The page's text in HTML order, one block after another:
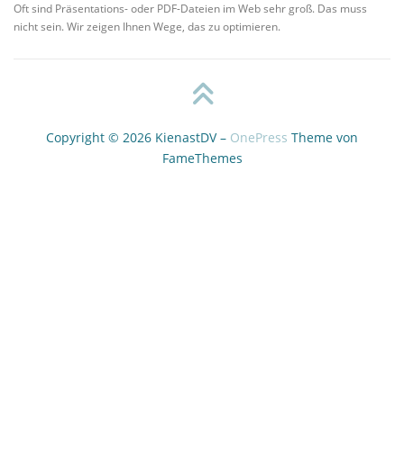
Oft sind Präsentations- oder PDF-Dateien im Web sehr groß. Das muss
nicht sein. Wir zeigen Ihnen Wege, das zu optimieren.
Copyright © 2026 KienastDV– OnePress Theme von
FameThemes